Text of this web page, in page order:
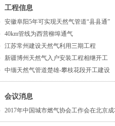
工程信息
安徽阜阳5年可实现天然气管道“县县通”
40km管线为西营柳埠通气
江苏常州建设天然气利用三期工程
新疆博州天然气入户安装工程相继开工
中缅天然气管道楚雄-攀枝花段开工建设
会议消息
2017年中国城市燃气协会工作会在北京